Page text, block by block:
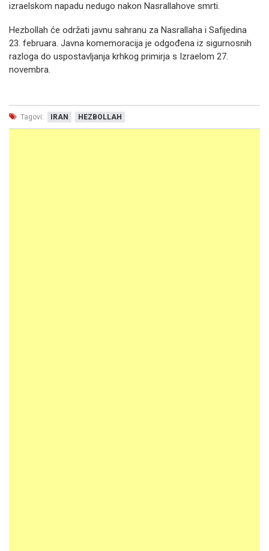
izraelskom napadu nedugo nakon Nasrallahove smrti.
Hezbollah će održati javnu sahranu za Nasrallaha i Safijedina
23. februara. Javna komemoracija je odgođena iz sigurnosnih
razloga do uspostavljanja krhkog primirja s Izraelom 27.
novembra.
Tagovi: IRAN HEZBOLLAH